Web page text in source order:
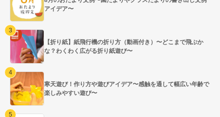
アイデア〜
【折り紙】紙飛行機の折り方（動画付き）〜どこまで飛ぶか
な？わくわく広がる折り紙遊び〜
寒天遊び！作り方や遊びアイデア〜感触を通して幅広い年齢で
楽しみやすい遊び〜